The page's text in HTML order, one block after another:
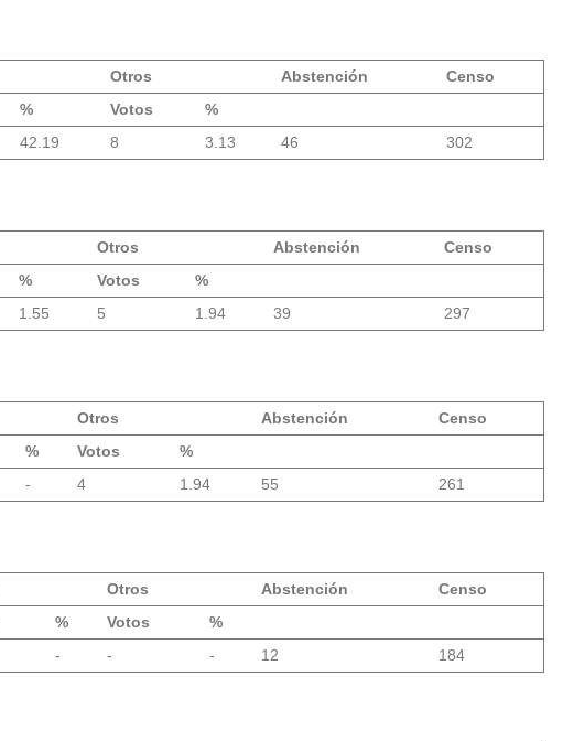
Otros Abstención
Censo
% Votos
%
42.19 8 3.13 46 302
Otros Abstención
Censo
% Votos
%
1.55 5 1.94 39 297
Otros Abstención
Censo
% Votos
%
- 4 1.94 55 261
Otros Abstención
Censo
% Votos
%
- - - 12 184